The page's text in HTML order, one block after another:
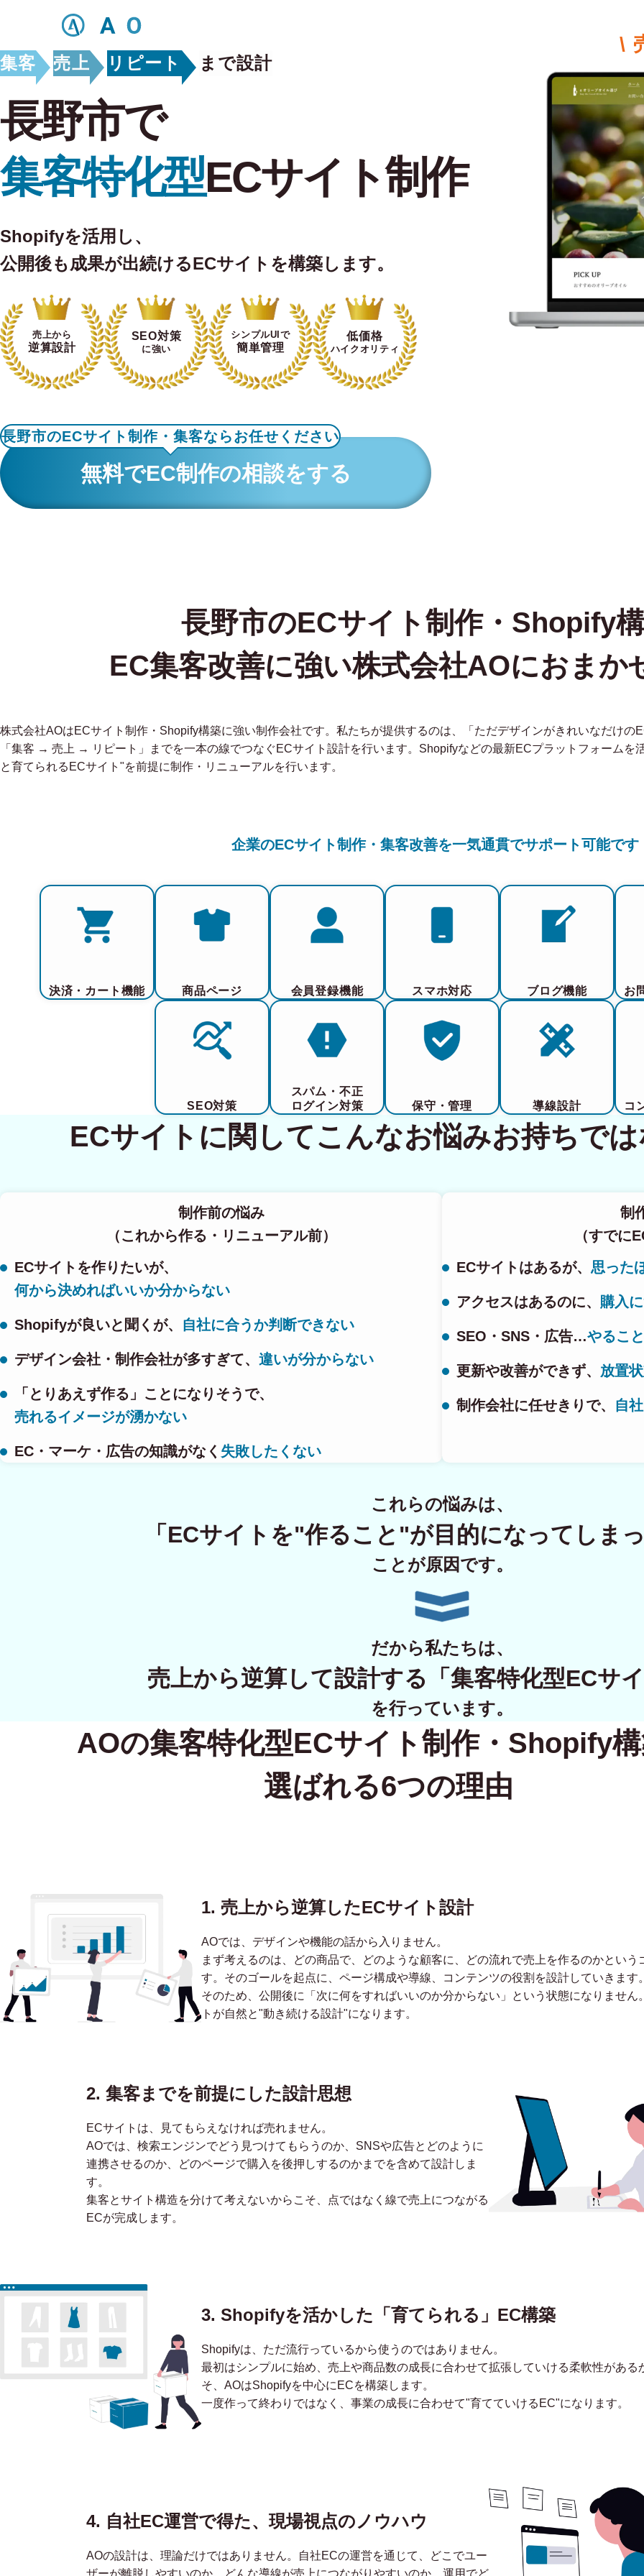
Principle
制作実績
お問い合わせ
集客 売上 リピート まで設計
長野市で
集客特化型ECサイト制作
Shopifyを活用し、
公開後も成果が出続けるECサイトを構築します。
売上から
逆算設計
SEO対策
に強い
シンプルUIで
簡単管理
低価格
ハイクオリティ
\
長野市のECサイト制作・集客ならお任せください
無料でEC制作の相談をする
長野市のECサイト制作・Shopify
EC集客改善に強い株式会社AOにおまか
株式会社AOはECサイト制作・Shopify構築に強い制作会社です。私たちが提供するのは、「ただデザインがきれいなだけの
「集客 → 売上 → リピート」までを一本の線でつなぐECサイト設計を行います。Shopifyなどの最新ECプラットフォームを
と育てられるECサイト"を前提に制作・リニューアルを行います。
企業のECサイト制作・集客改善を一気通貫でサポート可能です
決済・カート機能 商品ページ 会員登録機能 スマホ対応 ブログ機能 お
SEO対策
スパム・不正
ログイン対策
保守・管理 導線設計 コ
ECサイトに関してこんなお悩みお持ちで
制作前の悩み
（これから作る・リニューアル前）
ECサイトを作りたいが、
何から決めればいいか分からない
Shopifyが良いと聞くが、 自社に合うか判断できない
デザイン会社・制作会社が多すぎて、 違いが分からない
「とりあえず作る」ことになりそうで、
売れるイメージが湧かない
EC・マーケ・広告の知識がなく 失敗したくない
制
（すでに
ECサイトはあるが、 思った
アクセスはあるのに、 購入
SEO・SNS・広告…やるこ
更新や改善ができず、 放置
制作会社に任せきりで、 自
これらの悩みは、
「ECサイトを"作ること"が目的になってしま
ことが原因です。
だから私たちは、
売上から逆算して設計する 「集客特化型ECサ
を行っています。
AOの集客特化型ECサイト制作・Shopify
選ばれる6つの理由
1. 売上から逆算したECサイト設計
AOでは、デザインや機能の話から入りません。
まず考えるのは、どの商品で、どのような顧客に、どの流れで売上を作るのかという
す。そのゴールを起点に、ページ構成や導線、コンテンツの役割を設計していきます
そのため、公開後に「次に何をすればいいのか分からない」という状態になりません
トが自然と"動き続ける設計"になります。
2. 集客までを前提にした設計思想
ECサイトは、見てもらえなければ売れません。
AOでは、検索エンジンでどう見つけてもらうのか、SNSや広告とどのように
連携させるのか、どのページで購入を後押しするのかまでを含めて設計しま
す。
集客とサイト構造を分けて考えないからこそ、点ではなく線で売上につながる
ECが完成します。
3. Shopifyを活かした「育てられる」EC構築
Shopifyは、ただ流行っているから使うのではありません。
最初はシンプルに始め、売上や商品数の成長に合わせて拡張していける柔軟性がある
そ、AOはShopifyを中心にECを構築します。
一度作って終わりではなく、事業の成長に合わせて"育てていけるEC"になります。
4. 自社EC運営で得た、現場視点のノウハウ
AOの設計は、理論だけではありません。自社ECの運営を通じて、どこでユー
ザーが離脱しやすいのか、どんな導線が売上につながりやすいのか、運用でど